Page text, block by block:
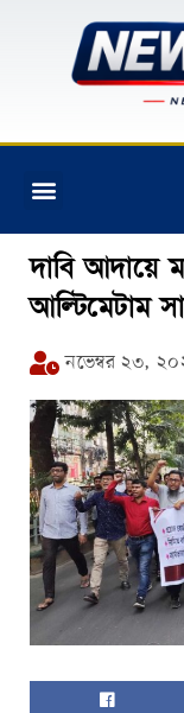
দাবি আদায়ে
আল্টিমেটাম
নভেম্বর ২৩,